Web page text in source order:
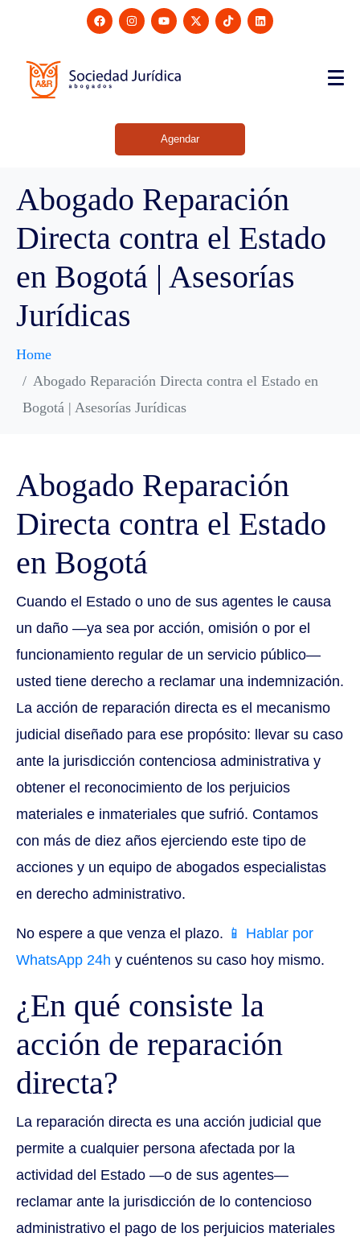
Agendar
Abogado Reparación
Directa contra el Estado
en Bogotá | Asesorías
Jurídicas
Home
Abogado Reparación Directa contra el Estado en
Bogotá | Asesorías Jurídicas
Abogado Reparación
Directa contra el Estado
en Bogotá
Cuando el Estado o uno de sus agentes le causa
un daño —ya sea por acción, omisión o por el
funcionamiento regular de un servicio público—
usted tiene derecho a reclamar una indemnización.
La acción de reparación directa es el mecanismo
judicial diseñado para ese propósito: llevar su caso
ante la jurisdicción contenciosa administrativa y
obtener el reconocimiento de los perjuicios
materiales e inmateriales que sufrió. Contamos
con más de diez años ejerciendo este tipo de
acciones y un equipo de abogados especialistas
en derecho administrativo.
No espere a que venza el plazo. 📱 Hablar por
WhatsApp 24h y cuéntenos su caso hoy mismo.
¿En qué consiste la
acción de reparación
directa?
La reparación directa es una acción judicial que
permite a cualquier persona afectada por la
actividad del Estado —o de sus agentes—
reclamar ante la jurisdicción de lo contencioso
administrativo el pago de los perjuicios materiales